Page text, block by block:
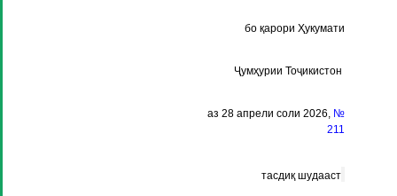
бо қарори Ҳукумати
Ҷумҳурии Тоҷикистон
аз 28 апрели соли 2026, №
211
тасдиқ шудааст